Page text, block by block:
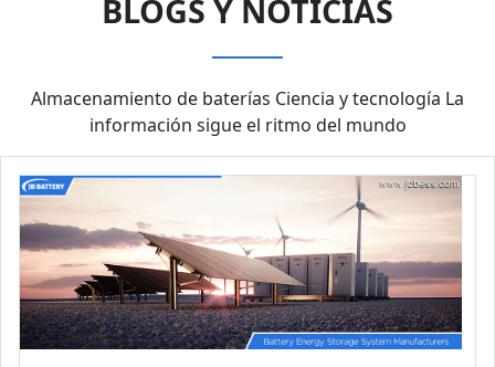
BLOGS Y NOTICIAS
Almacenamiento de baterías Ciencia y tecnología La
información sigue el ritmo del mundo